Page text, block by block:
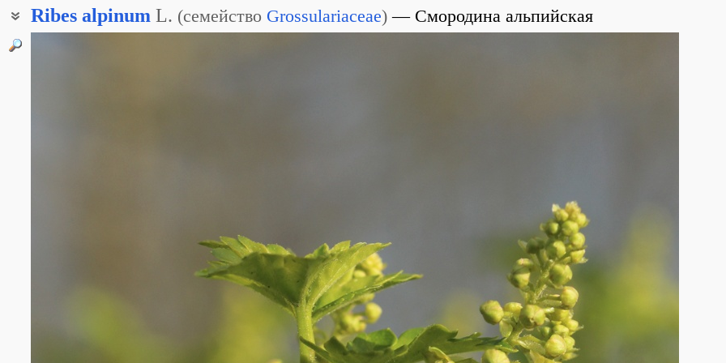
Ribes alpinum L. (семейство Grossulariaceae) Смородина альпийская